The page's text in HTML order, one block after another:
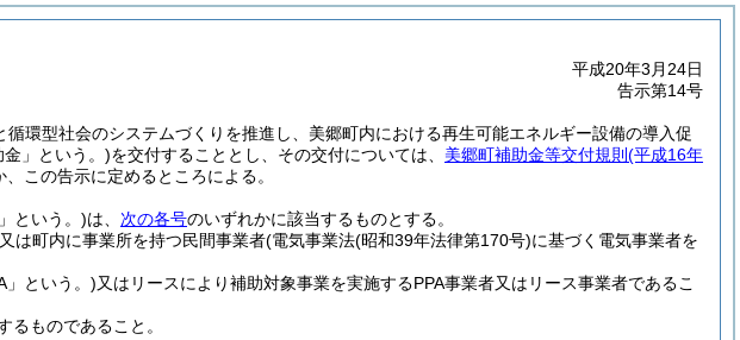
平成20年3月24日
告示第14号
環型社会のシステムづくりを推進し、美郷町内における再生可能エネルギー設備の導入促
」という。)を交付することとし、その交付については、 美郷町補助金等交付規則 (平成16年
この告示に定めるところによる。
という。)は、 次の各号のいずれかに該当するものとする。
又は町内に事業所を持つ民間事業者(電気事業法(昭和39年法律第170号)に基づく電気事業者を
」という。)又はリースにより補助対象事業を実施するPPA事業者又はリース事業者であるこ
るものであること。